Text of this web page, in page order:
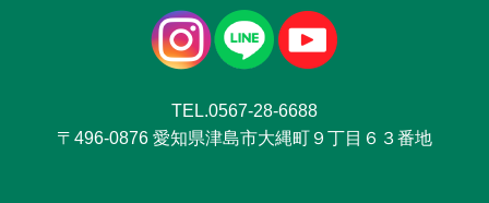
TEL.0567-28-6688
〒496-0876 愛知県津島市大縄町９丁目６３番地